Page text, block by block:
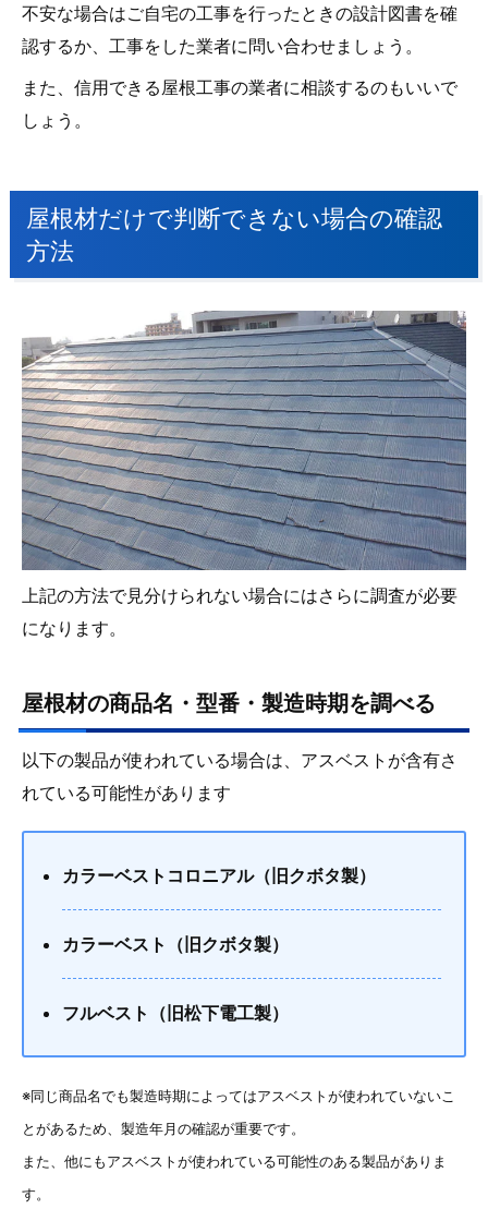
不安な場合はご自宅の工事を行ったときの設計図書を確
認するか、工事をした業者に問い合わせましょう。
また、信用できる屋根工事の業者に相談するのもいいで
しょう。
屋根材だけで判断できない場合の確認
方法
上記の方法で見分けられない場合にはさらに調査が必要
になります。
屋根材の商品名・型番・製造時期を調べる
以下の製品が使われている場合は、アスベストが含有さ
れている可能性があります
カラーベストコロニアル（旧クボタ製）
カラーベスト（旧クボタ製）
フルベスト（旧松下電工製）
※同じ商品名でも製造時期によってはアスベストが使われていないこ
とがあるため、製造年月の確認が重要です。
また、他にもアスベストが使われている可能性のある製品がありま
す。